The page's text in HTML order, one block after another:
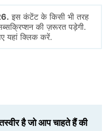
इस कंटेंट के किसी भी तरह
की ज़रूरत पड़ेगी.
यहां क्लिक करें.
है जो आप चाहते हैं की